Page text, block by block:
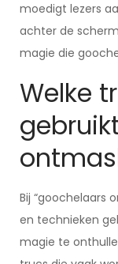
moedigt lezers
achter de
magie die
Welke
Bij “goochelaars
en technieken
magie te